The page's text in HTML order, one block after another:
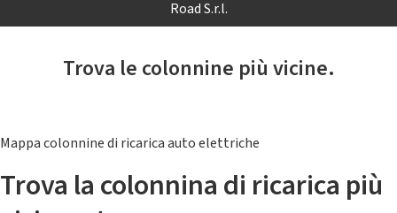
Road S.r.l.
Trova le colonnine più vicine.
Mappa colonnine di ricarica auto elettriche
Trova la colonnina di ricarica più